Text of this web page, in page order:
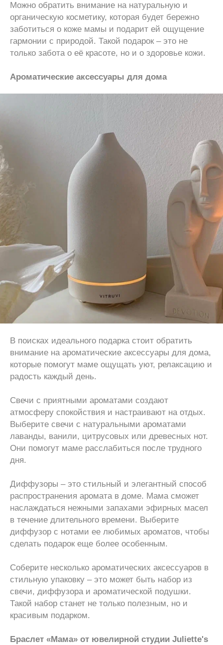
Можно обратить внимание на натуральную и
органическую косметику, которая будет бережно
заботиться о коже мамы и подарит ей ощущение
гармонии с природой. Такой подарок – это не
только забота о её красоте, но и о здоровье кожи.
Ароматические аксессуары для дома
В поисках идеального подарка стоит обратить
внимание на ароматические аксессуары для дома,
которые помогут маме ощущать уют, релаксацию и
радость каждый день.
Свечи с приятными ароматами создают
атмосферу спокойствия и настраивают на отдых.
Выберите свечи с натуральными ароматами
лаванды, ванили, цитрусовых или древесных нот.
Они помогут маме расслабиться после трудного
дня.
Диффузоры – это стильный и элегантный способ
распространения аромата в доме. Мама сможет
наслаждаться нежными запахами эфирных масел
в течение длительного времени. Выберите
диффузор с нотами ее любимых ароматов, чтобы
сделать подарок еще более особенным.
Соберите несколько ароматических аксессуаров в
стильную упаковку – это может быть набор из
свечи, диффузора и ароматической подушки.
Такой набор станет не только полезным, но и
красивым подарком.
Браслет «Мама» от ювелирной студии Juliette's